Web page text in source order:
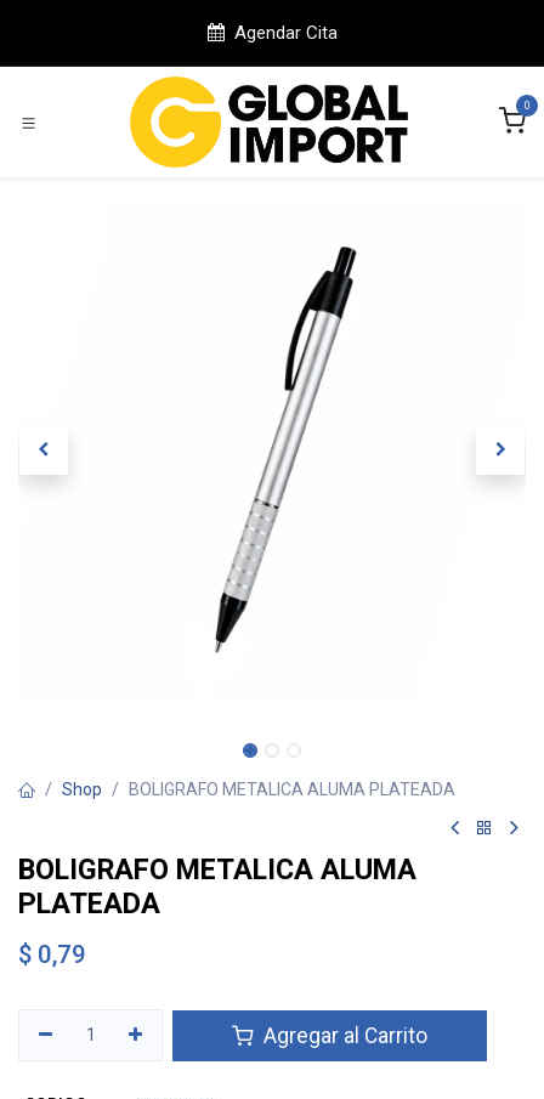
Agendar Cita
0
Shop BOLIGRAFO METALICA ALUMA PLATEADA
BOLIGRAFO METALICA ALUMA
PLATEADA
$ 0,79
Agregar al Carrito